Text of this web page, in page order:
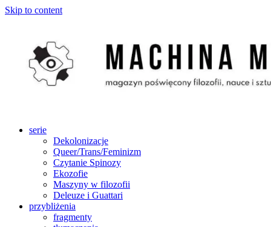
Skip to content
serie
Dekolonizacje
Queer/Trans/Feminizm
Czytanie Spinozy
Ekozofie
Maszyny w filozofii
Deleuze i Guattari
przybliżenia
fragmenty